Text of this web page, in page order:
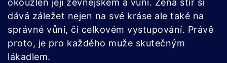
okouzlen její zevnějškem a vůní. Žena štír si
dává záležet nejen na své kráse ale také na
správné vůni, či celkovém vystupování. Právě
proto, je pro každého muže skutečným
lákadlem.